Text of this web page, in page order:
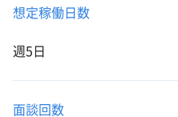
想定稼働日数
週5日
面談回数